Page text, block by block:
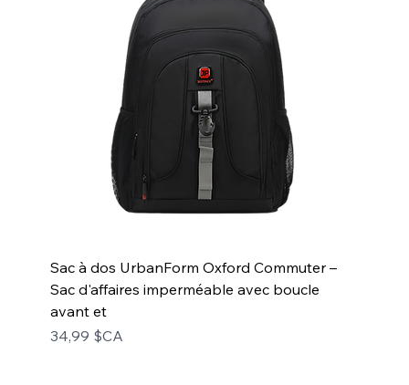
Sac à dos UrbanForm Oxford Commuter –
Sac d'affaires imperméable avec boucle
avant et
Prix
34,99 $CA